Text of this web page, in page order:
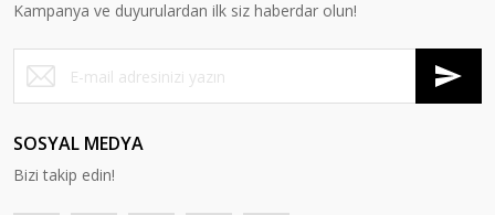
Kampanya ve duyurulardan ilk siz haberdar olun!
SOSYAL MEDYA
Bizi takip edin!